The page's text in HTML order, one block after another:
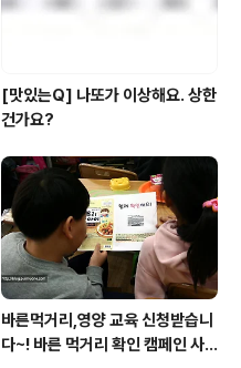
[맛있는Q] 나또가 이상해요. 상한
건가요?
바른먹거리,영양 교육 신청받습니
다~! 바른 먹거리 확인 캠페인 사